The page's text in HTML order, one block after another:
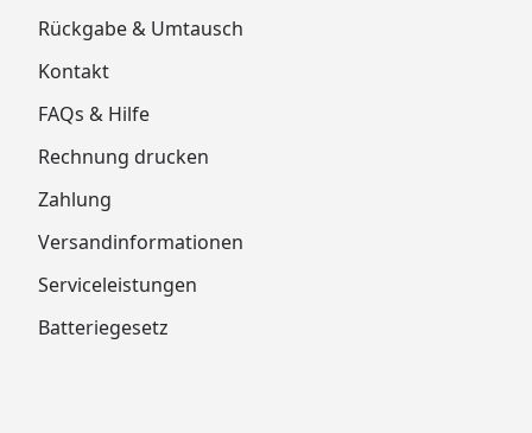
Rückgabe & Umtausch
Kontakt
FAQs & Hilfe
Rechnung drucken
Zahlung
Versandinformationen
Serviceleistungen
Batteriegesetz